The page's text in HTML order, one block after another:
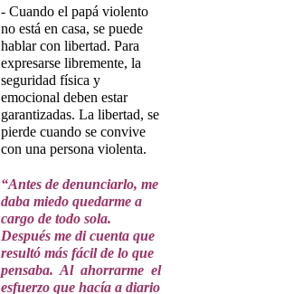
- Cuando el papá violento
no está en casa, se puede
hablar con libertad. Para
expresarse libremente, la
seguridad física y
emocional deben estar
garantizadas. La libertad, se
pierde cuando se convive
con una persona violenta.
“Antes de denunciarlo, me
daba miedo quedarme a
cargo de todo sola.
Después me di cuenta que
resultó más fácil de lo que
pensaba. Al ahorrarme el
esfuerzo que hacía a diario